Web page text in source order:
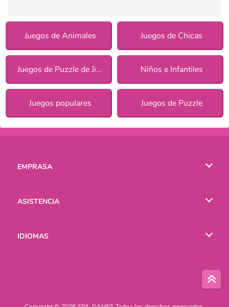
Juegos de Animales Juegos de Chicas
Juegos de Puzzle de Jigsaw Niños e Infantiles
Juegos populares Juegos de Puzzle
EMPRASA
ASISTENCIA
IDIOMAS